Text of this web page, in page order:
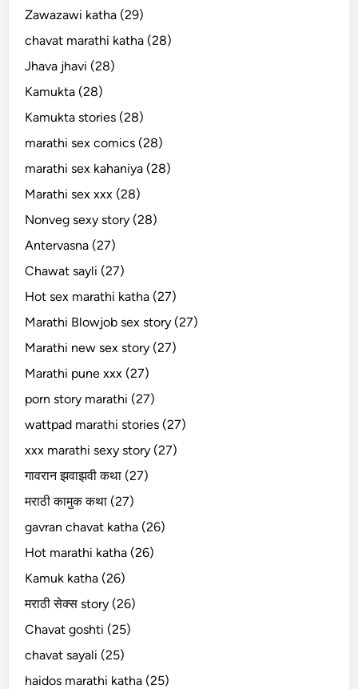
Zawazawi katha (29)
chavat marathi katha (28)
Jhava jhavi (28)
Kamukta (28)
Kamukta stories (28)
marathi sex comics (28)
marathi sex kahaniya (28)
Marathi sex xxx (28)
Nonveg sexy story (28)
Antervasna (27)
Chawat sayli (27)
Hot sex marathi katha (27)
Marathi Blowjob sex story (27)
Marathi new sex story (27)
Marathi pune xxx (27)
porn story marathi (27)
wattpad marathi stories (27)
xxx marathi sexy story (27)
गावरान झवाझवी कथा (27)
मराठी कामुक कथा (27)
gavran chavat katha (26)
Hot marathi katha (26)
Kamuk katha (26)
मराठी सेक्स story (26)
Chavat goshti (25)
chavat sayali (25)
haidos marathi katha (25)